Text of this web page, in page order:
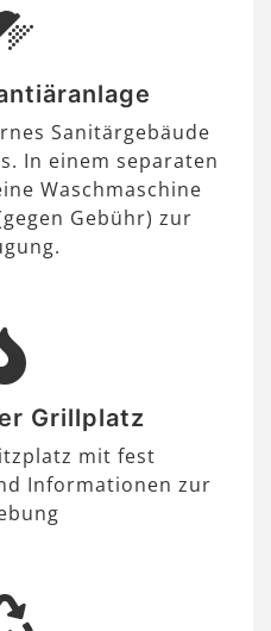
Sanitärgebäude
In einem separaten
Waschmaschine
Gebühr) zur
Grillplatz
mit fest
Informationen zur